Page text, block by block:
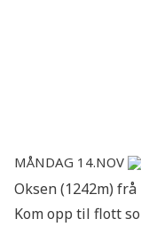
Måndag 14.nov
Oksen (1242m) frå
Kom opp til flott